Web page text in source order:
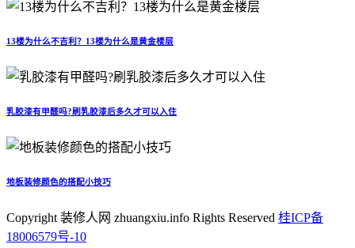
13楼为什么不吉利？13楼为什么是黄金楼层
乳胶漆有甲醛吗?刷乳胶漆后多久才可以入住
地板装修颜色的搭配小技巧
Copyright 装修人网 zhuangxiu.info Rights Reserved 桂ICP备
18006579号-10